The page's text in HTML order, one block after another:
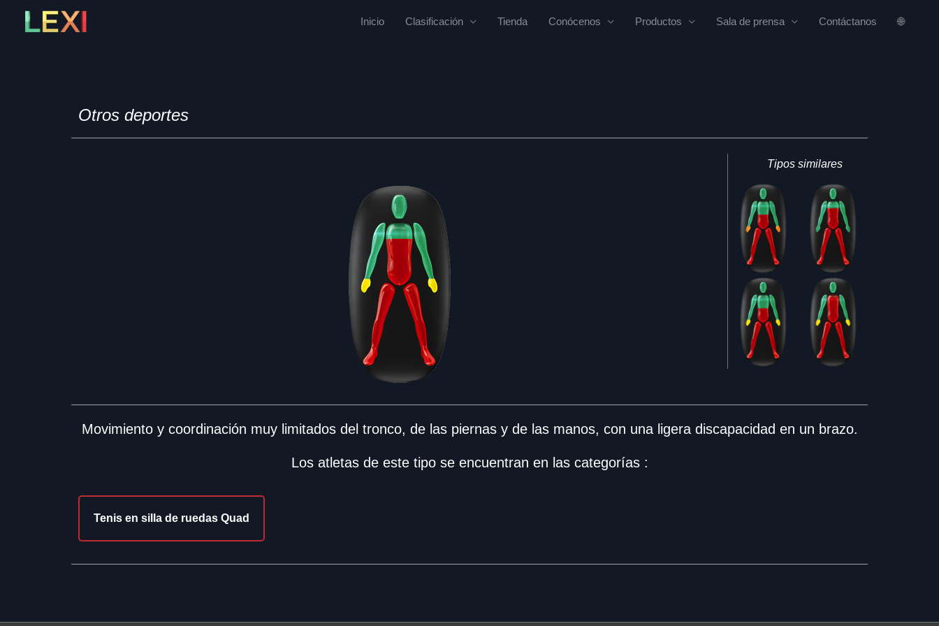
Inicio Clasificación Tienda Conócenos Productos Sala de prensa Contáctanos 🌐
Otros deportes
Tipos similares
Movimiento y coordinación muy limitados del tronco, de las piernas y de las manos, con una ligera discapacidad en un brazo.
Los atletas de este tipo se encuentran en las categorías :
Tenis en silla de ruedas Quad